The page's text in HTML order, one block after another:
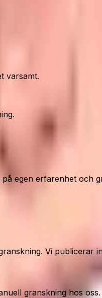
varsamt.
egen erfarenhet och
Vi publicerar
granskning hos oss.